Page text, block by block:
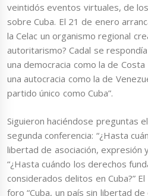
veintidós eventos virtuales, de
sobre Cuba. El 21 de enero
la Celac un organismo regional
autoritarismo? Cadal se
una democracia como la de Costa
una autocracia como la de
partido único como Cuba”.
Siguieron haciéndose preguntas
segunda conferencia: “¿Hasta
libertad de asociación, expresión
“¿Hasta cuándo los derechos
considerados delitos en Cuba?”
foro “Cuba, un país sin libertad